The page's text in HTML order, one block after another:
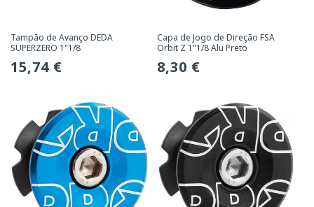
Tampão de Avanço DEDA
SUPERZERO 1"1/8
Preço
15,74 €
Capa de Jogo de Direção FSA
Orbit Z 1"1/8 Alu Preto
Preço
8,30 €